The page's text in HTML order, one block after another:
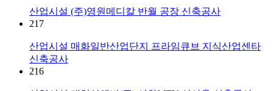
산업시설 (주)영원메디칼 반월 공장 신축공사
217
산업시설 매화일반산업단지 프라임큐브 지식산업센타
신축공사
216